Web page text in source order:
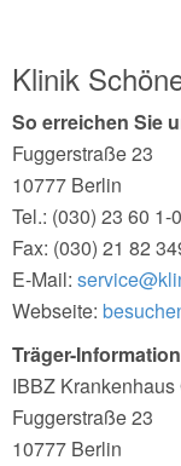
Klinik
So erreichen Sie
Fuggerstraße 23
10777 Berlin
Tel.: (030) 23 60 1-0
Fax: (030) 21 82
E-Mail:
Webseite:
Träger-
IBBZ Krankenhaus
Fuggerstraße 23
10777 Berlin